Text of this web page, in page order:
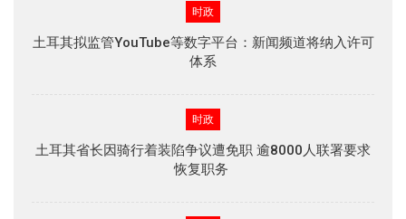
时政
土耳其拟监管YouTube等数字平台：新闻频道将纳入许可
体系
时政
土耳其省长因骑行着装陷争议遭免职 逾8000人联署要求
恢复职务